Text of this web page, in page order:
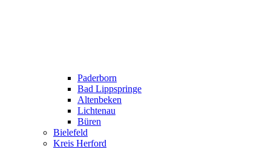
Paderborn
Bad Lippspringe
Altenbeken
Lichtenau
Büren
Bielefeld
Kreis Herford